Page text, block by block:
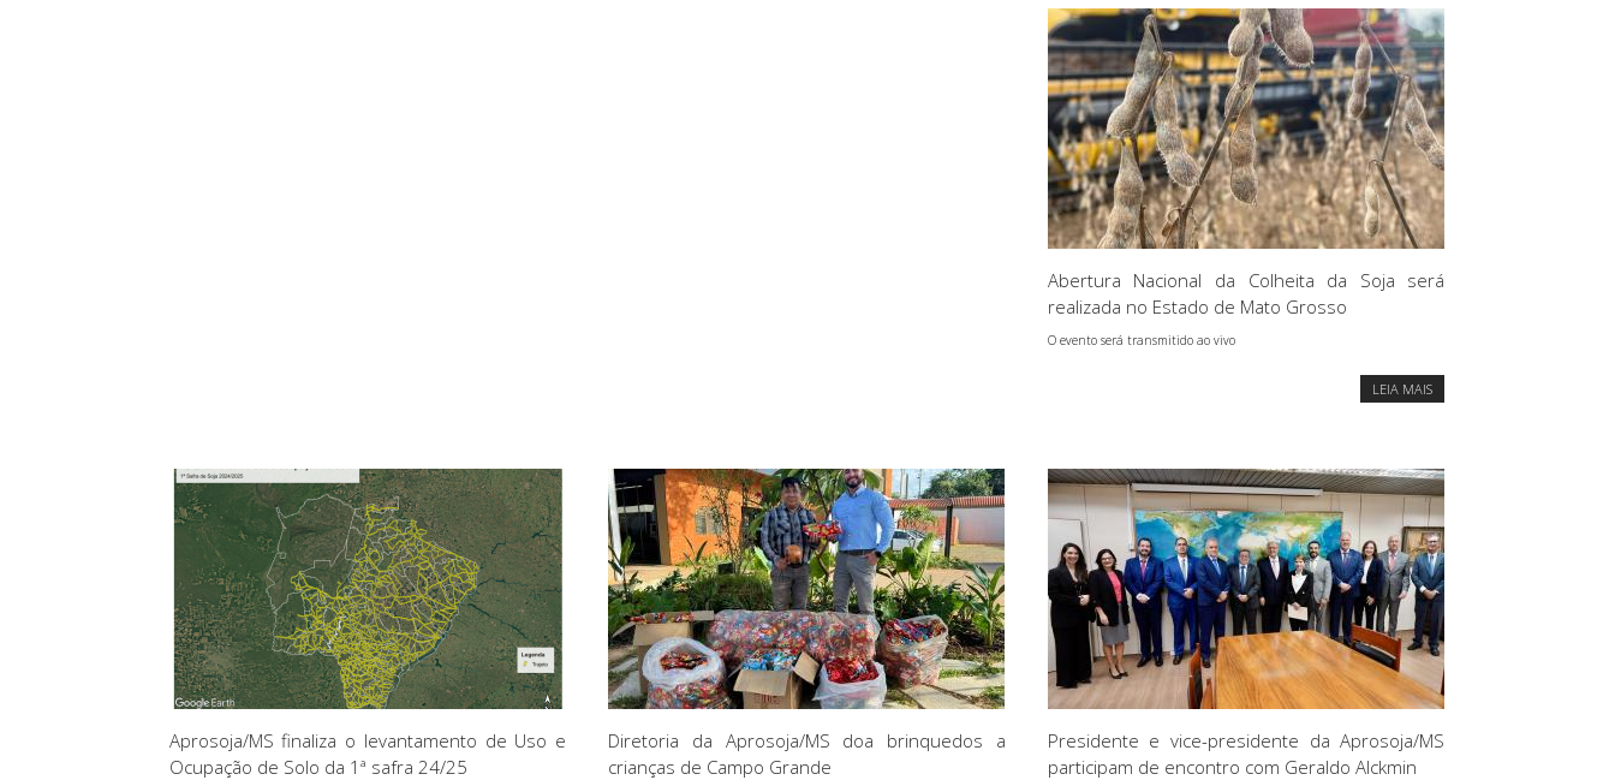
Abertura Nacional da Colheita da Soja será
realizada no Estado de Mato Grosso
O evento será transmitido ao vivo
LEIA MAIS
Aprosoja/MS finaliza o levantamento de Uso e
Ocupação de Solo da 1ª safra 24/25
Diretoria da Aprosoja/MS doa brinquedos a
crianças de Campo Grande
Presidente e vice-presidente da Aprosoja/MS
participam de encontro com Geraldo Alckmin